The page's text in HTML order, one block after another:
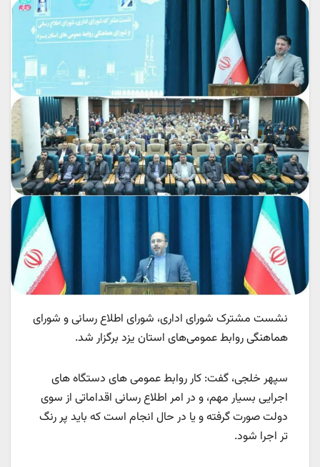
نشست مشترک شورای اداری، شورای اطلاع رسانی و شورای
هماهنگی روابط عمومی‌های استان یزد برگزار شد.
سپهر خلجی، گفت: کار روابط عمومی های دستگاه های
اجرایی بسیار مهم، و در امر اطلاع رسانی اقداماتی از سوی
دولت صورت گرفته و یا در حال انجام است که باید پر رنگ
تر اجرا شود.